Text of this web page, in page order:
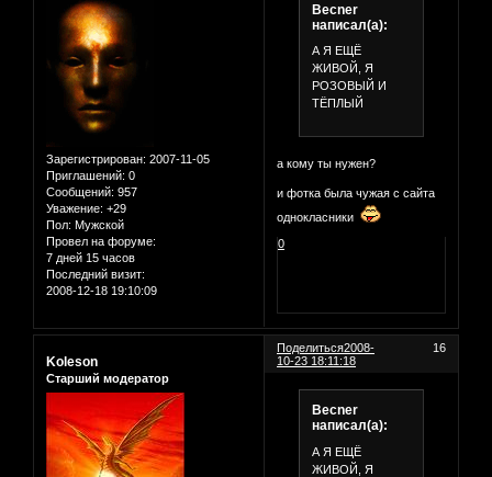
Зарегистрирован: 2007-11-05
Приглашений: 0
Сообщений: 957
Уважение: +29
Пол: Мужской
Провел на форуме:
7 дней 15 часов
Последний визит:
2008-12-18 19:10:09
Becner
написал(а):
А Я ЕЩЁ
ЖИВОЙ, Я
РОЗОВЫЙ И
ТЁПЛЫЙ
а кому ты нужен?
и фотка была чужая с сайта
однокласники
0
Поделиться 16
2008-
10-23 18:11:18
Koleson
Старший модератор
Becner
написал(а):
А Я ЕЩЁ
ЖИВОЙ, Я